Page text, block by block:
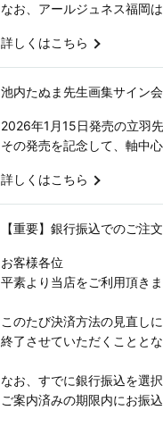
なお、アールジュネス福岡
詳しくはこちら
池内たぬま先生画集サイン
2026年1月15日発売の立羽
その発売を記念して、軸中
詳しくはこちら
【重要】銀行振込でのご注
お客様各位
平素より当店をご利用頂き
このたび決済方法の見直し
終了させていただくことと
なお、すでに銀行振込を選
ご案内済みの期限内にお振